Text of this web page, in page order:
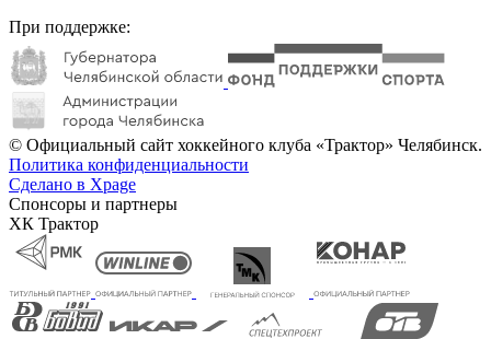
При поддержке:
© Официальный сайт хоккейного клуба «Трактор» Челябинск.
Политика конфиденциальности
Сделано в Xpage
Спонсоры и партнеры
ХК Трактор